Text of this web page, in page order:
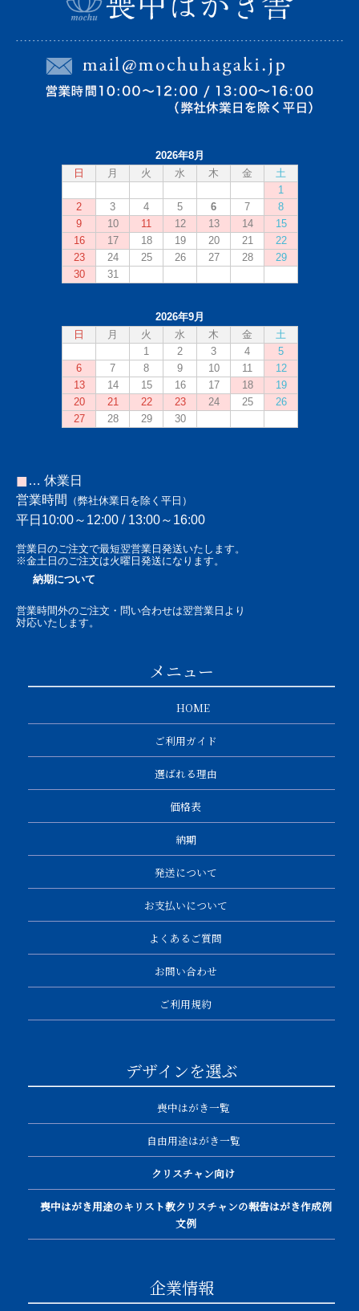
■ … 休業日
営業時間
（弊社休業日を除く平日）
平日10:00～12:00 / 13:00～16:00
営業日のご注文で最短翌営業日発送いたします。
※金土日のご注文は火曜日発送になります。
納期について
営業時間外のご注文・問い合わせは翌営業日より
対応いたします。
メニュー
HOME
ご利用ガイド
選ばれる理由
価格表
納期
発送について
お支払いについて
よくあるご質問
お問い合わせ
ご利用規約
デザインを選ぶ
喪中はがき一覧
自由用途はがき一覧
クリスチャン向け
喪中はがき用途のキリスト教クリスチャンの報告はがき作成例
文例
企業情報